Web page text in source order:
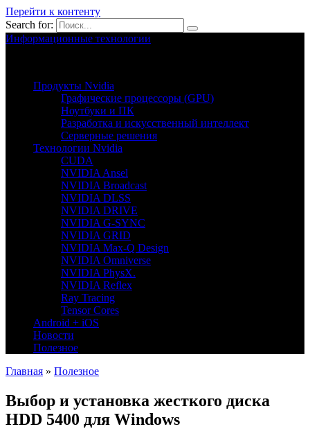
Перейти к контенту
Search for:
Информационные технологии
Продукты Nvidia
Графические процессоры (GPU)
Ноутбуки и ПК
Разработка и искусственный интеллект
Серверные решения
Технологии Nvidia
CUDA
NVIDIA Ansel
NVIDIA Broadcast
NVIDIA DLSS
NVIDIA DRIVE
NVIDIA G-SYNC
NVIDIA GRID
NVIDIA Max-Q Design
NVIDIA Omniverse
NVIDIA PhysX.
NVIDIA Reflex
Ray Tracing
Tensor Cores
Android + iOS
Новости
Полезное
Главная » Полезное
Выбор и установка жесткого диска
HDD 5400 для Windows